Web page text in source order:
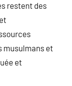
restent des
musulmans et
et